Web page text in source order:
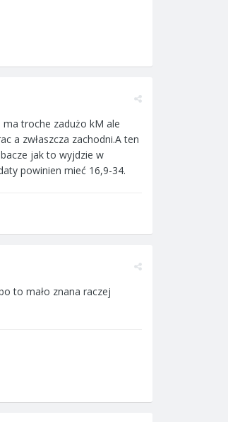
ma troche zadużo kM ale
a zwłaszcza zachodni.A ten
jak to wyjdzie w
powinien mieć 16,9-34.
to mało znana raczej